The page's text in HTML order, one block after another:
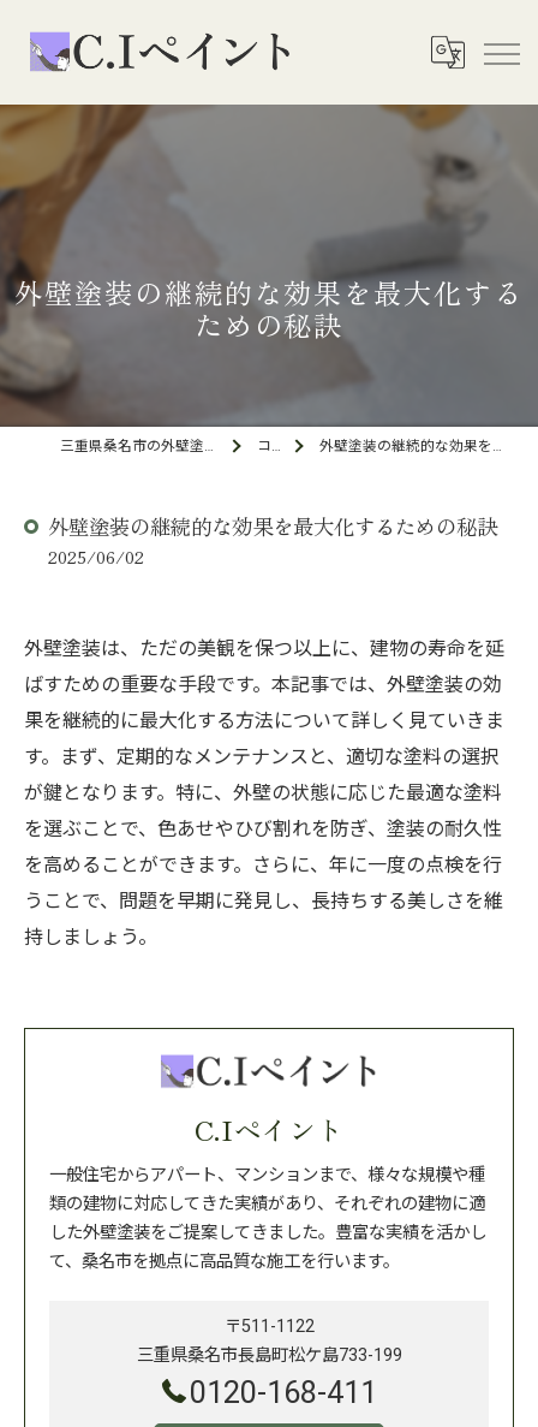
外壁塗装の継続的な効果を最大化する
ための秘訣
三重県桑名市の外壁塗装ならC.Iペイント コラム 外壁塗装の継続的な効果を最大化するための秘訣
外壁塗装の継続的な効果を最大化するための秘訣
2025/06/02
外壁塗装は、ただの美観を保つ以上に、建物の寿命を延
ばすための重要な手段です。本記事では、外壁塗装の効
果を継続的に最大化する方法について詳しく見ていきま
す。まず、定期的なメンテナンスと、適切な塗料の選択
が鍵となります。特に、外壁の状態に応じた最適な塗料
を選ぶことで、色あせやひび割れを防ぎ、塗装の耐久性
を高めることができます。さらに、年に一度の点検を行
うことで、問題を早期に発見し、長持ちする美しさを維
持しましょう。
C.Iペイント
一般住宅からアパート、マンションまで、様々な規模や種
類の建物に対応してきた実績があり、それぞれの建物に適
した外壁塗装をご提案してきました。豊富な実績を活かし
て、桑名市を拠点に高品質な施工を行います。
〒511-1122
三重県桑名市長島町松ケ島733-199
0120-168-411